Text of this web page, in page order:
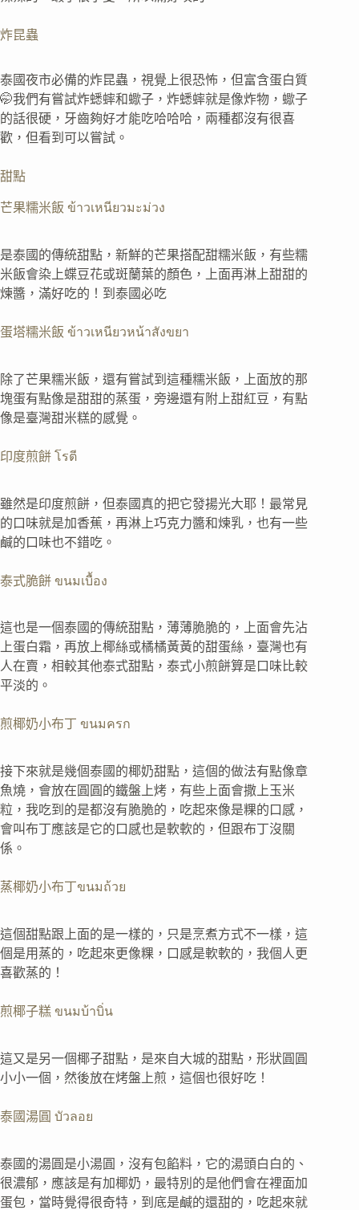
炸昆蟲
泰國夜市必備的炸昆蟲，視覺上很恐怖，但富含蛋白質
🤭我們有嘗試炸蟋蟀和蠍子，炸蟋蟀就是像炸物，蠍子
的話很硬，牙齒夠好才能吃哈哈哈，兩種都沒有很喜
歡，但看到可以嘗試。
甜點
芒果糯米飯 ข้าวเหนียวมะม่วง
是泰國的傳統甜點，新鮮的芒果搭配甜糯米飯，有些糯
米飯會染上蝶豆花或斑蘭葉的顏色，上面再淋上甜甜的
煉醬，滿好吃的！到泰國必吃
蛋塔糯米飯 ข้าวเหนียวหน้าสังขยา
除了芒果糯米飯，還有嘗試到這種糯米飯，上面放的那
塊蛋有點像是甜甜的蒸蛋，旁邊還有附上甜紅豆，有點
像是臺灣甜米糕的感覺。
印度煎餅 โรตี
雖然是印度煎餅，但泰國真的把它發揚光大耶！最常見
的口味就是加香蕉，再淋上巧克力醬和煉乳，也有一些
鹹的口味也不錯吃。
泰式脆餅 ขนมเบื้อง
這也是一個泰國的傳統甜點，薄薄脆脆的，上面會先沾
上蛋白霜，再放上椰絲或橘橘黃黃的甜蛋絲，臺灣也有
人在賣，相較其他泰式甜點，泰式小煎餅算是口味比較
平淡的。
煎椰奶小布丁 ขนมครก
接下來就是幾個泰國的椰奶甜點，這個的做法有點像章
魚燒，會放在圓圓的鐵盤上烤，有些上面會撒上玉米
粒，我吃到的是都沒有脆脆的，吃起來像是粿的口感，
會叫布丁應該是它的口感也是軟軟的，但跟布丁沒關
係。
蒸椰奶小布丁ขนมถ้วย
這個甜點跟上面的是一樣的，只是烹煮方式不一樣，這
個是用蒸的，吃起來更像粿，口感是軟軟的，我個人更
喜歡蒸的！
煎椰子糕 ขนมบ้าบิ่น
這又是另一個椰子甜點，是來自大城的甜點，形狀圓圓
小小一個，然後放在烤盤上煎，這個也很好吃！
泰國湯圓 บัวลอย
泰國的湯圓是小湯圓，沒有包餡料，它的湯頭白白的、
很濃郁，應該是有加椰奶，最特別的是他們會在裡面加
蛋包，當時覺得很奇特，到底是鹹的還甜的，吃起來就